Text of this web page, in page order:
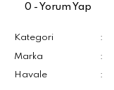
0 - Yorum Yap
Kategori
Marka
Havale